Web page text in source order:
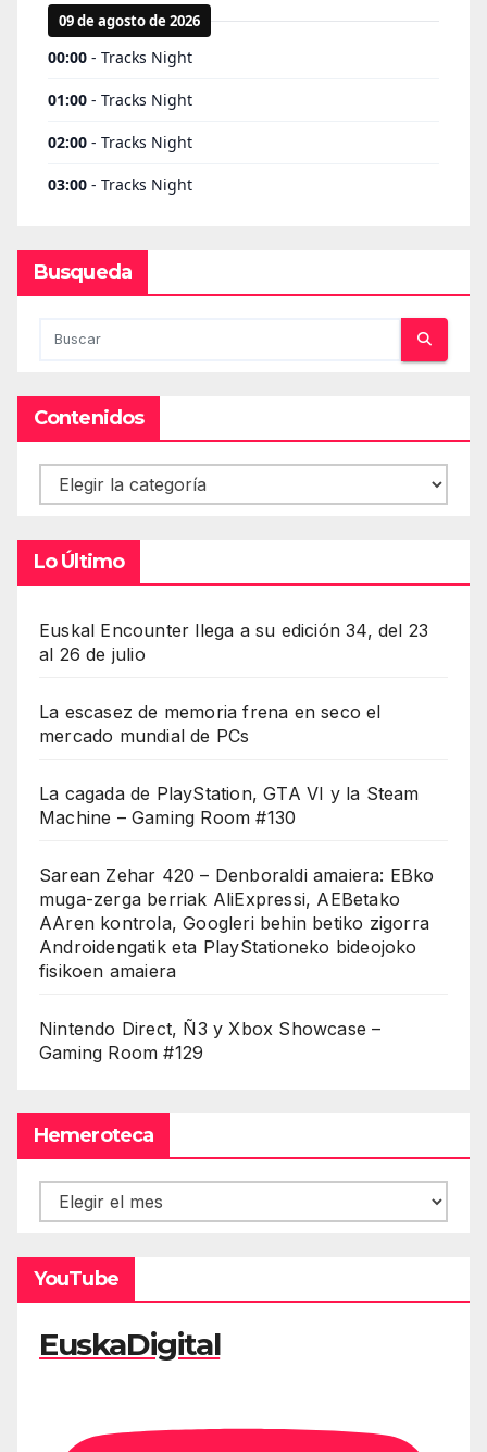
Busqueda
Contenidos
Contenidos
Lo Último
Euskal Encounter llega a su edición 34, del 23
al 26 de julio
La escasez de memoria frena en seco el
mercado mundial de PCs
La cagada de PlayStation, GTA VI y la Steam
Machine – Gaming Room #130
Sarean Zehar 420 – Denboraldi amaiera: EBko
muga-zerga berriak AliExpressi, AEBetako
AAren kontrola, Googleri behin betiko zigorra
Androidengatik eta PlayStationeko bideojoko
fisikoen amaiera
Nintendo Direct, Ñ3 y Xbox Showcase –
Gaming Room #129
Hemeroteca
Hemeroteca
YouTube
EuskaDigital